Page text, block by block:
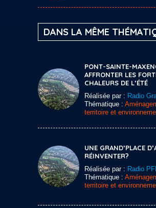
DANS LA MÊME
PONT-SAINTE-
AFFRONTER LES
CHALEURS DE L’ÉTÉ
Réalisée par : Radio
Thématique :
territoire et
UNE GRAND’PLACE
RÉINVENTER?
Réalisée par : Radio
Thématique :
territoire et